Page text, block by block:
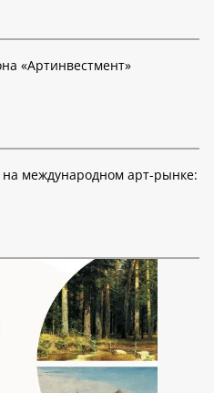
«Артинвестмент»
на международном арт-рынке: